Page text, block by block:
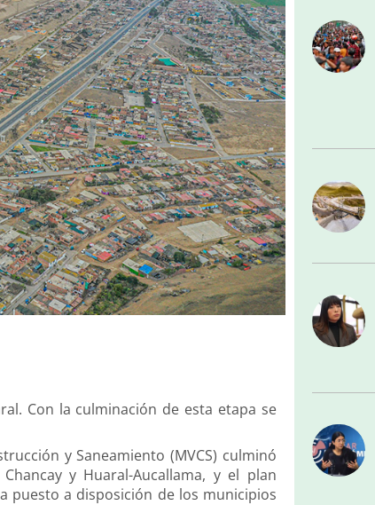
Con la culminación de esta etapa se
y Saneamiento (MVCS) culminó
y Huaral-Aucallama, y el plan
puesto a disposición de los municipios